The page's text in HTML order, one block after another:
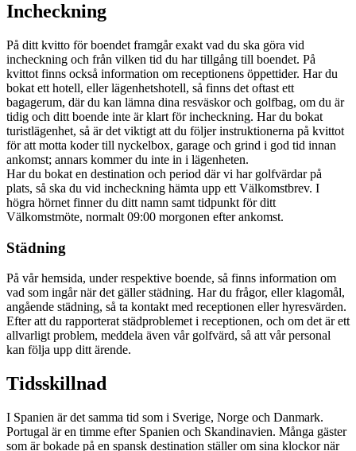
Incheckning
På ditt kvitto för boendet framgår exakt vad du ska göra vid
incheckning och från vilken tid du har tillgång till boendet. På
kvittot finns också information om receptionens öppettider. Har du
bokat ett hotell, eller lägenhetshotell, så finns det oftast ett
bagagerum, där du kan lämna dina resväskor och golfbag, om du är
tidig och ditt boende inte är klart för incheckning. Har du bokat
turistlägenhet, så är det viktigt att du följer instruktionerna på kvittot
för att motta koder till nyckelbox, garage och grind i god tid innan
ankomst; annars kommer du inte in i lägenheten.
Har du bokat en destination och period där vi har golfvärdar på
plats, så ska du vid incheckning hämta upp ett Välkomstbrev. I
högra hörnet finner du ditt namn samt tidpunkt för ditt
Välkomstmöte, normalt 09:00 morgonen efter ankomst.
Städning
På vår hemsida, under respektive boende, så finns information om
vad som ingår när det gäller städning. Har du frågor, eller klagomål,
angående städning, så ta kontakt med receptionen eller hyresvärden.
Efter att du rapporterat städproblemet i receptionen, och om det är ett
allvarligt problem, meddela även vår golfvärd, så att vår personal
kan följa upp ditt ärende.
Tidsskillnad
I Spanien är det samma tid som i Sverige, Norge och Danmark.
Portugal är en timme efter Spanien och Skandinavien. Många gäster
som är bokade på en spansk destination ställer om sina klockor när